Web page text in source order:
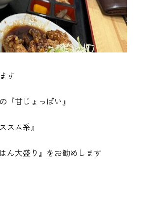
す
『甘じょっぱい』
スム系』
ん大盛り』をお勧めします